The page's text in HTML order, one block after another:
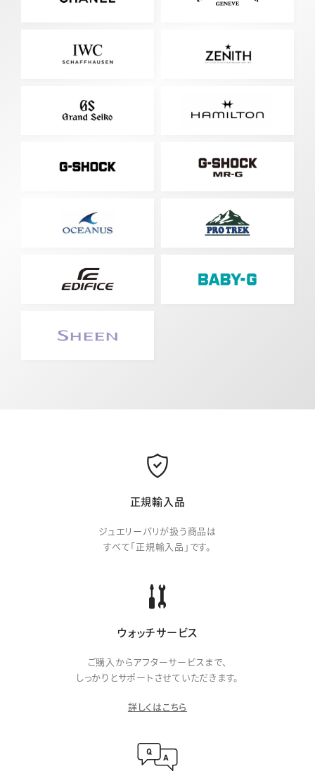
正規輸入品
ジュエリーパリが扱う商品は
すべて「正規輸入品」です。
ウォッチサービス
ご購入からアフターサービスまで、
しっかりとサポートさせていただきます。
詳しくはこちら